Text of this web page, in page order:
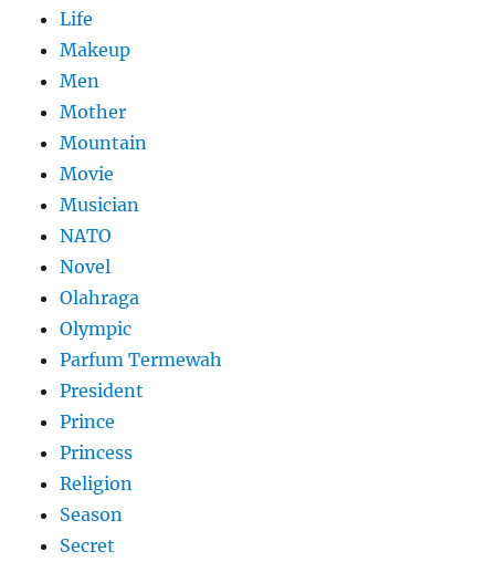
Life
Makeup
Men
Mother
Mountain
Movie
Musician
NATO
Novel
Olahraga
Olympic
Parfum Termewah
President
Prince
Princess
Religion
Season
Secret